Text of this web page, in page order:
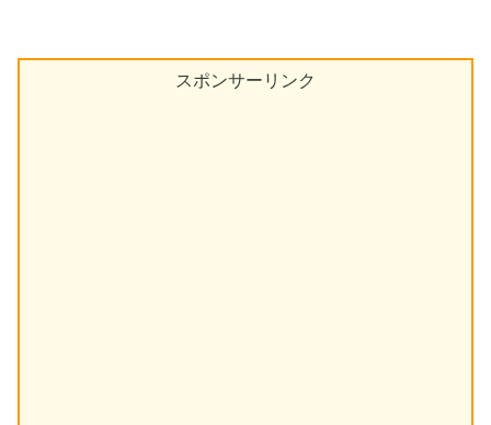
スポンサーリンク